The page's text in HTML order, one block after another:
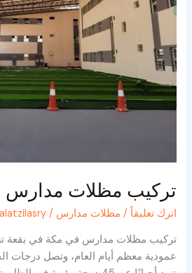
تركيب مظلات
اترك تعليقاً / مظلات مدارس /
تركيب مظلات مدارس في مكة في بقعة
عمودية معظم أيام العام، وتصل درجات